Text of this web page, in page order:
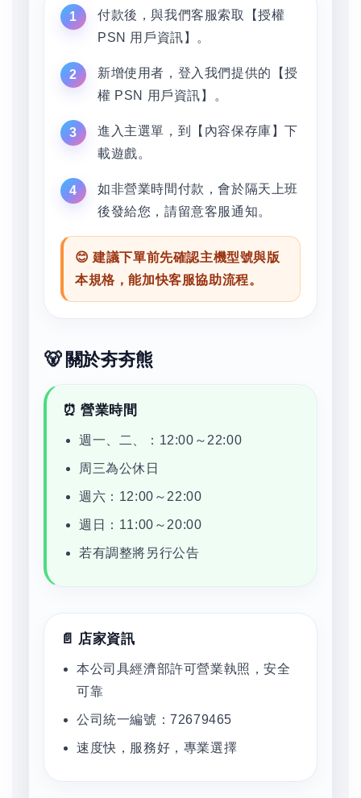
付款後，與我們客服索取【授權
PSN 用戶資訊】。
新增使用者，登入我們提供的【授
權 PSN 用戶資訊】。
進入主選單，到【內容保存庫】下
載遊戲。
如非營業時間付款，會於隔天上班
後發給您，請留意客服通知。
😊 建議下單前先確認主機型號與版
本規格，能加快客服協助流程。
🐻 關於夯夯熊
⏰ 營業時間
週一、二、：12:00～22:00
周三為公休日
週六：12:00～22:00
週日：11:00～20:00
若有調整將另行公告
📄 店家資訊
本公司具經濟部許可營業執照，安全
可靠
公司統一編號：72679465
速度快，服務好，專業選擇